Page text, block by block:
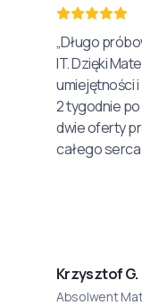
„Długo
IT. Dzięki
umiejętności
2 tygodnie
dwie oferty
całego serca
Krzysztof G.
Absolwent